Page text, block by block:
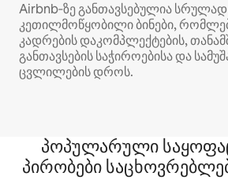
Airbnb‑ზე განთავსებულია სრულად
კეთილმოწყობილი ბინები,
კადრების დაკომპლექტების,
განთავსების საჭიროებისა და
ცვლილების დროს.
პოპულარული
პირობები